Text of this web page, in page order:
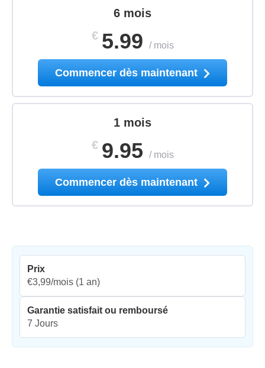
6 mois
€ 5.99 / mois
Commencer dès maintenant
1 mois
€ 9.95 / mois
Commencer dès maintenant
Prix
€3,99/mois (1 an)
Garantie satisfait ou remboursé
7 Jours